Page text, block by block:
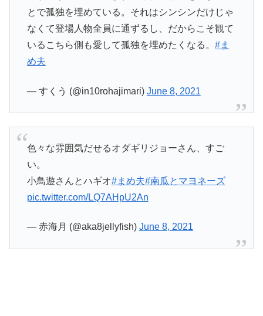
とで孤独を埋めている。それはシンシンだけじゃ
なくて登場人物全員に通ずるし、だからこそ観て
いるこちら側も愛して孤独を埋めたくなる。 #ま
め夫
— すくう (@in10rohajimari) June 8, 2021
色々な雰囲気だせるオダギリジョーさん、すご
い。
小鳥遊さんとハギオ#まめ夫#南瓜とマヨネーズ
pic.twitter.com/LQ7AHpU2An
— 赤海月 (@aka8jellyfish) June 8, 2021